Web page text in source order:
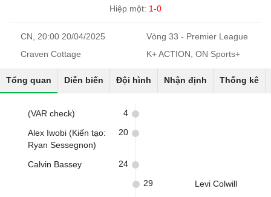
Hiệp một: 1-0
CN, 20:00 20/04/2025
Vòng 33 - Premier League
Craven Cottage
K+ ACTION, ON Sports+
Tổng quan Diễn biến Đội hình Nhận định Thống kê
(VAR check) 4
Alex Iwobi (Kiến tạo:
Ryan Sessegnon)
20
Calvin Bassey 24
Levi Colwill
29